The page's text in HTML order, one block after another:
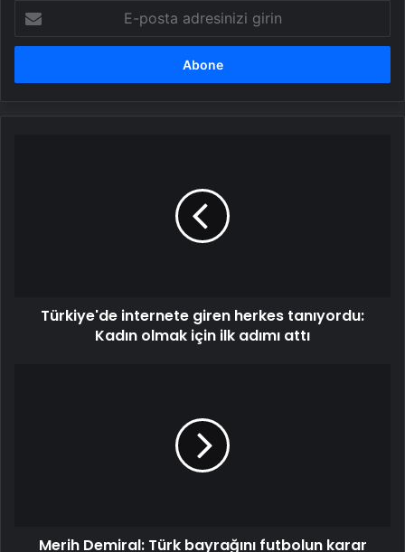
posta
adresinizi
adımıTürkiye'de internete giren herkes tanıyordu:
Kadın olmak için ilk adımı attı
temsilMerih Demiral: Türk bayrağını futbolun karar